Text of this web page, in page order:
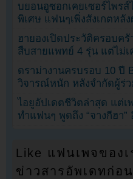
บยอนอูซอกเคยเซอร์ไพรส์
พิเศษ แฟนๆเพิ่งสังเกตหลั
ฮายองเปิดประวัติครอบครั
สืบสายแพทย์ 4 รุ่น แต่ไม่
ดราม่างานครบรอบ 10 ปี
วิจารณ์หนัก หลังจำกัดผู้ร่
ไอยูอัปเดตชีวิตล่าสุด แต่เ
ทำแฟนๆ พูดถึง “จางกีฮา”
Like แฟนเพจของ
ข่าวสารอัพเดทก่อ